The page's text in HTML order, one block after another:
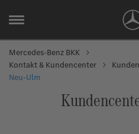
Mercedes-Benz BKK
Kontakt & Kundencenter
Neu-Ulm